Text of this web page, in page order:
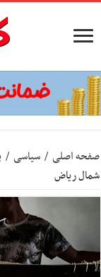
صفحه اصلی / سیاسی /
شمال ریاض